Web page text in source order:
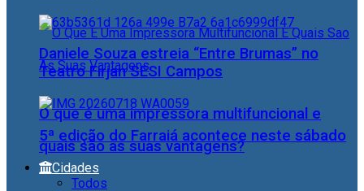
O que é uma impressora multifuncional e
quais são as suas vantagens?
Daniele Souza estreia “Entre Brumas” no
Teatro Firjan SESI Campos
5ª edição do Farraiá acontece neste sábado
Cidades
Todos